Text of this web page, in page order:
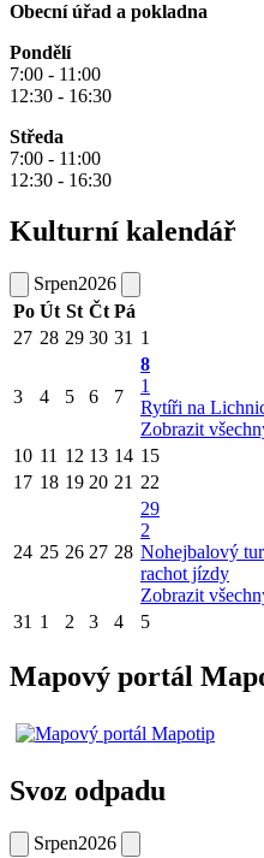
Obecní úřad a pokladna
Pondělí
7:00 - 11:00
12:30 - 16:30
Středa
7:00 - 11:00
12:30 - 16:30
Kulturní kalendář
Srpen2026
Po Út St Čt Pá
27 28 29 30 31 1
3 4 5 6 7
8
1
Rytíři na
Zobrazit
10 11 12 13 14 15
17 18 19 20 21 22
24 25 26 27 28
29
2
Nohejbalový
rachot jízdy
Zobrazit
31 1 2 3 4 5
Mapový portál
Svoz odpadu
Srpen2026